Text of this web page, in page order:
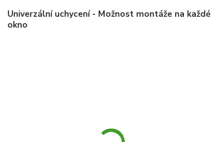
Univerzální uchycení - Možnost montáže na každé
okno